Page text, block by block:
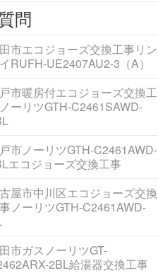
問
市エコジョーズ交換工事リン
RUFH-UE2407AU2-3（A）
市暖房付エコジョーズ交換工
ーリツGTH-C2461SAWD-
市ノーリツGTH-C2461AWD-
エコジョーズ交換工事
屋市中川区エコジョーズ交換
ノーリツGTH-C2461AWD-
市ガスノーリツGT-
2BL給湯器交換工事